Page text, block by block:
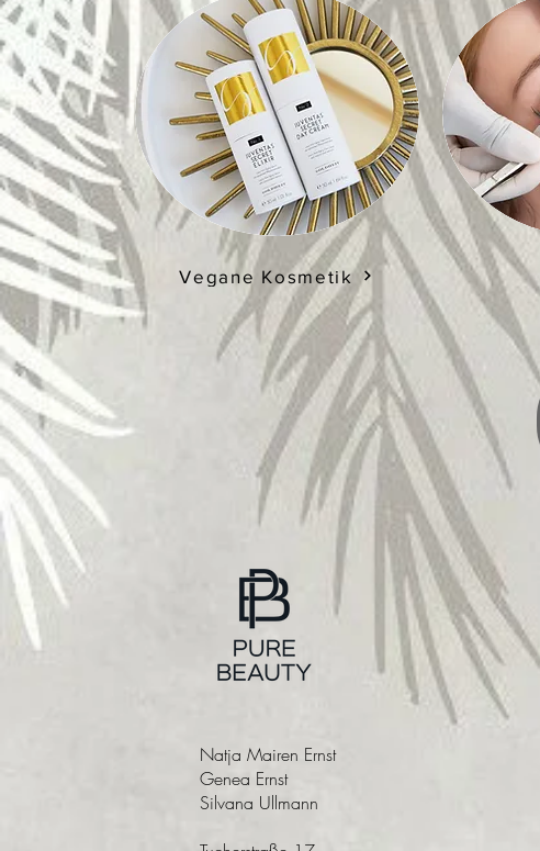
Vegane Kosmetik
Natja Mairen Ernst
Genea Ernst
Silvana Ullmann